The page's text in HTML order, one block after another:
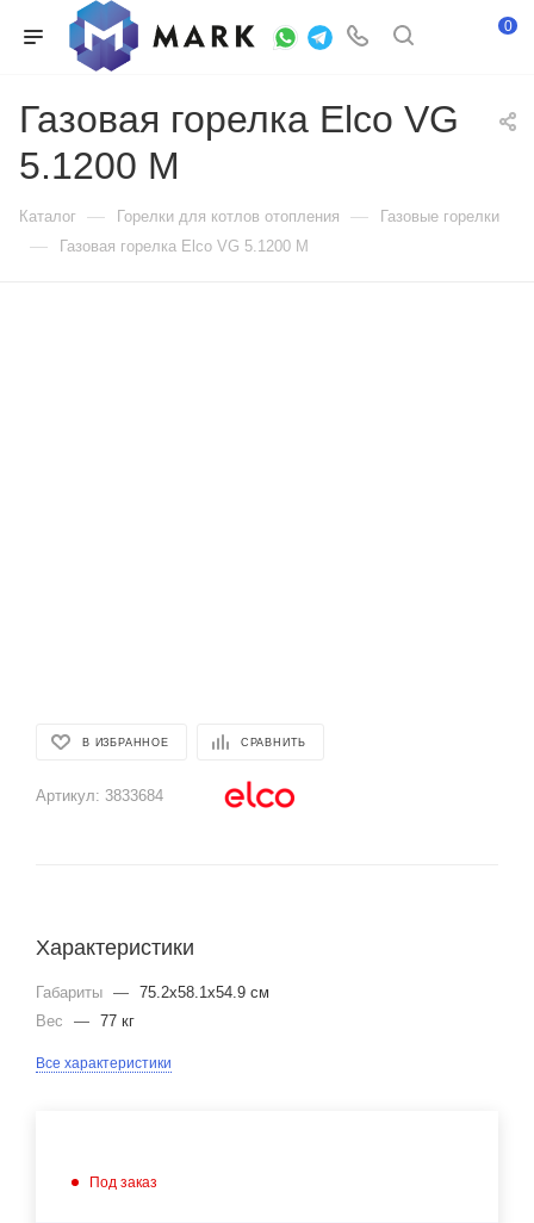
0
Газовая горелка Elco VG
5.1200 M
Каталог — Горелки для котлов отопления — Газовые горелки
— Газовая горелка Elco VG 5.1200 M
В ИЗБРАННОЕ СРАВНИТЬ
Артикул: 3833684
Характеристики
Габариты — 75.2x58.1x54.9 см
Вес
— 77 кг
Все характеристики
Под заказ